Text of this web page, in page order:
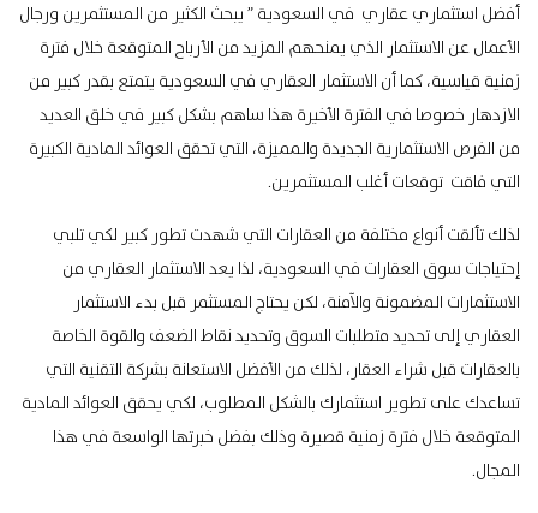
أفضل استثماري عقاري في السعودية ” يبحث الكثير من المستثمرين ورجال
الأعمال عن الاستثمار الذي يمنحهم المزيد من الأرباح المتوقعة خلال فترة
زمنية قياسية، كما أن الاستثمار العقاري في السعودية يتمتع بقدر كبير من
الازدهار خصوصا في الفترة الأخيرة هذا ساهم بشكل كبير في خلق العديد
من الفرص الاستثمارية الجديدة والمميزة، التي تحقق العوائد المادية الكبيرة
التي فاقت توقعات أغلب المستثمرين.
لذلك تألقت أنواع مختلفة من العقارات التي شهدت تطور كبير لكي تلبي
إحتياجات سوق العقارات في السعودية، لذا يعد الاستثمار العقاري من
الاستثمارات المضمونة والآمنة، لكن يحتاج المستثمر قبل بدء الاستثمار
العقاري إلى تحديد متطلبات السوق وتحديد نقاط الضعف والقوة الخاصة
بالعقارات قبل شراء العقار، لذلك من الأفضل الاستعانة بشركة التقنية التي
تساعدك على تطوير استثمارك بالشكل المطلوب، لكي يحقق العوائد المادية
المتوقعة خلال فترة زمنية قصيرة وذلك بفضل خبرتها الواسعة في هذا
المجال.